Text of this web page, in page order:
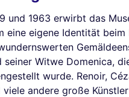
und 1963 erwirbt das
eine eigene Identität
seiner Witwe Domenica,
wurde. Renoir,
viele andere große